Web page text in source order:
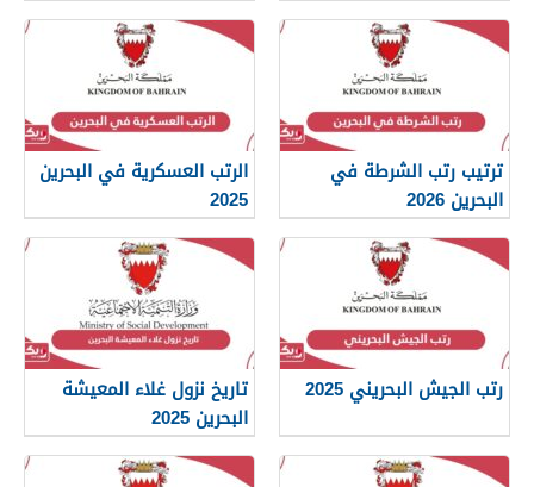
ترتيب رتب الشرطة في
البحرين 2026
الرتب العسكرية في البحرين
2025
رتب الجيش البحريني 2025
تاريخ نزول غلاء المعيشة
البحرين 2025